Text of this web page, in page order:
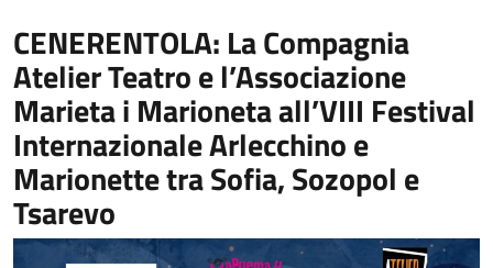
CENERENTOLA: La Compagnia
Atelier Teatro e l’Associazione
Marieta i Marioneta all’VIII Festival
Internazionale Arlecchino e
Marionette tra Sofia, Sozopol e
Tsarevo